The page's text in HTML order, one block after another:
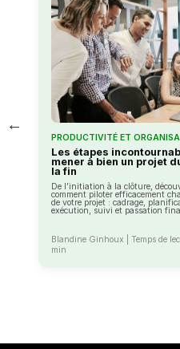
←
PRODUCTIVITÉ ET
Les étapes
mener à bien un projet
la fin
De l’initiation à la clôture,
comment piloter efficacement
de votre projet : cadrage,
exécution, suivi et passation
Blandine Ginhoux | Temps de
min